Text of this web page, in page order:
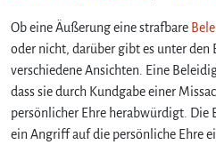
Ob eine Äußerung eine strafbare
oder nicht, darüber gibt es unter den
verschiedene Ansichten. Eine
dass sie durch Kundgabe einer
persönlicher Ehre herabwürdigt. Die
ein Angriff auf die persönliche Ehre